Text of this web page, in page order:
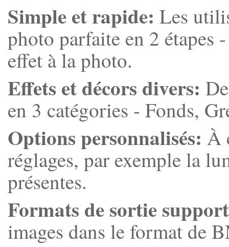
Simple et rapide: Les
photo parfaite en 2 étapes
effet à la photo.
Effets et décors divers:
en 3 catégories - Fonds,
Options personnalisés: À
réglages, par exemple la
présentes.
Formats de sortie
images dans le format de